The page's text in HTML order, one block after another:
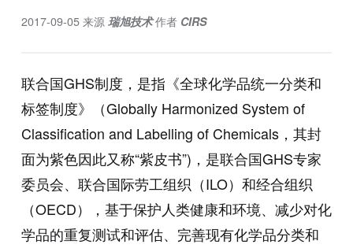
2017-09-05 来源 瑞旭技术 作者 CIRS
联合国GHS制度，是指《全球化学品统一分类和
标签制度》（Globally Harmonized System of
Classification and Labelling of Chemicals，其封
面为紫色因此又称“紫皮书”)，是联合国GHS专家
委员会、联合国际劳工组织（ILO）和经合组织
（OECD），基于保护人类健康和环境、减少对化
学品的重复测试和评估、完善现有化学品分类和